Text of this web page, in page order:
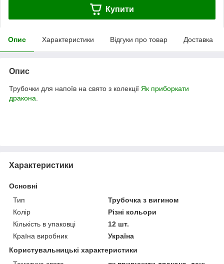
Купити
Опис Характеристики Відгуки про товар Доставка
Опис
Трубочки для напоїв на свято з колекції Як приборкати
дракона
Характеристики
Основні
Тип
Трубочка з вигином
Колір
Різні кольори
Кількість в упаковці
12 шт.
Країна виробник
Україна
Користувальницькі характеристики